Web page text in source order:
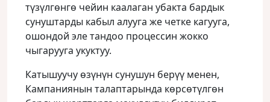
түзүлгөнгө чейин каалаган убакта бардык
сунуштарды кабыл алууга же четке кагууга,
ошондой эле тандоо процессин жокко
чыгарууга укуктуу.
Катышуучу өзүнүн сунушун берүү менен,
Кампаниянын талаптарында көрсөтүлгөн